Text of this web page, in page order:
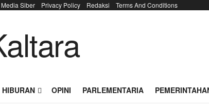
Siber Privacy Policy Redaksi Terms And Conditions
HIBURAN OPINI PARLEMENTARIA